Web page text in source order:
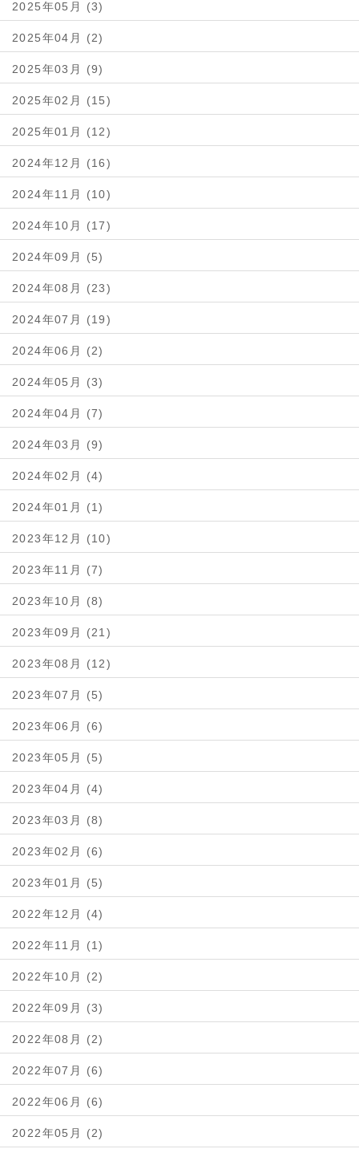
2025年05月 (3)
2025年04月 (2)
2025年03月 (9)
2025年02月 (15)
2025年01月 (12)
2024年12月 (16)
2024年11月 (10)
2024年10月 (17)
2024年09月 (5)
2024年08月 (23)
2024年07月 (19)
2024年06月 (2)
2024年05月 (3)
2024年04月 (7)
2024年03月 (9)
2024年02月 (4)
2024年01月 (1)
2023年12月 (10)
2023年11月 (7)
2023年10月 (8)
2023年09月 (21)
2023年08月 (12)
2023年07月 (5)
2023年06月 (6)
2023年05月 (5)
2023年04月 (4)
2023年03月 (8)
2023年02月 (6)
2023年01月 (5)
2022年12月 (4)
2022年11月 (1)
2022年10月 (2)
2022年09月 (3)
2022年08月 (2)
2022年07月 (6)
2022年06月 (6)
2022年05月 (2)